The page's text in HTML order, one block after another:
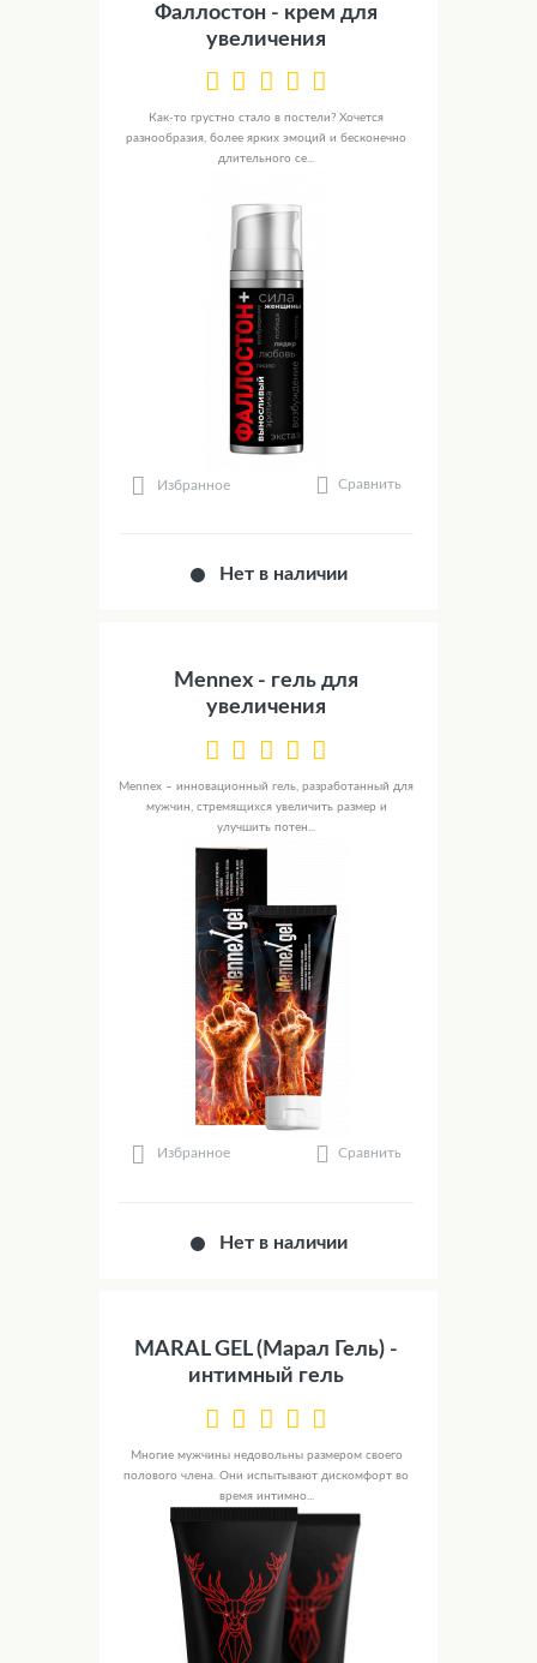
Фаллостон - крем для
увеличения
Как-то грустно стало в постели? Хочется
разнообразия, более ярких эмоций и бесконечно
длительного се...
Избранное Сравнить
Нет в наличии
Mennex - гель для
увеличения
Mennex – инновационный гель, разработанный для
мужчин, стремящихся увеличить размер и
улучшить потен...
Избранное Сравнить
Нет в наличии
MARAL GEL (Марал Гель) -
интимный гель
Многие мужчины недовольны размером своего
полового члена. Они испытывают дискомфорт во
время интимно...